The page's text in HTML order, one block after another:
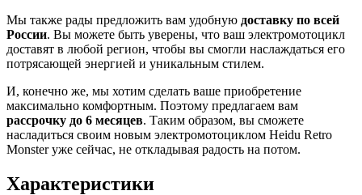
Мы также рады предложить вам удобную доставку по всей
России. Вы можете быть уверены, что ваш электромотоцикл
доставят в любой регион, чтобы вы смогли наслаждаться его
потрясающей энергией и уникальным стилем.
И, конечно же, мы хотим сделать ваше приобретение
максимально комфортным. Поэтому предлагаем вам
рассрочку до 6 месяцев. Таким образом, вы сможете
насладиться своим новым электромотоциклом Heidu Retro
Monster уже сейчас, не откладывая радость на потом.
Характеристики